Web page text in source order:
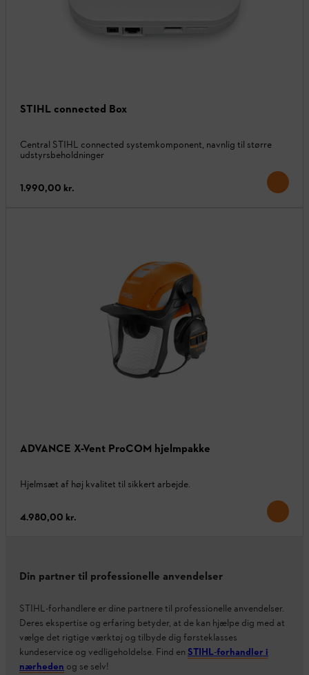
STIHL connected Box
Central STIHL connected systemkomponent, navnlig til større
udstyrsbeholdninger
1.990,00 kr.
ADVANCE X-Vent ProCOM hjelmpakke
Hjelmsæt af høj kvalitet til sikkert arbejde.
4.980,00 kr.
Din partner til professionelle anvendelser
STIHL-forhandlere er dine partnere til professionelle anvendelser.
Deres ekspertise og erfaring betyder, at de kan hjælpe dig med at
vælge det rigtige værktøj og tilbyde dig førsteklasses
kundeservice og vedligeholdelse. Find en STIHL-forhandler i
nærheden og se selv!